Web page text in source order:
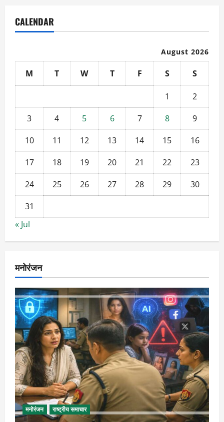
CALENDAR
August 2026
M T W T F S S
1
2
3
4 5 6 7 8
9
10
11 12 13 14 15
16
17
18 19 20 21 22
23
24
25 26 27 28 29
30
31
« Jul
मनोरंजन
मनोरंजन राष्ट्रीय समाचार